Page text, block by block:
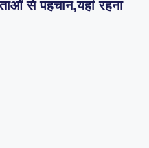
से पहचान,यहां रहना